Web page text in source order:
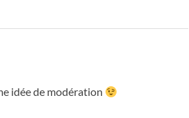
idée de modération